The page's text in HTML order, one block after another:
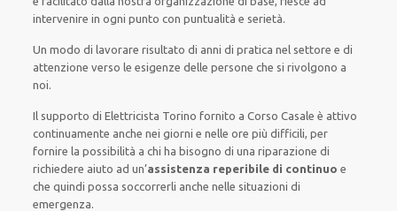
intervenire in ogni punto con puntualità e serietà.
Un modo di lavorare risultato di anni di pratica nel settore e di
attenzione verso le esigenzedelle persone che si rivolgono a
noi.
Il supporto di Elettricista Torinofornito a Corso Casale è attivo
continuamente anchenei giorni e nelle ore piùdifficili, per
fornire la possibilità a chi ha bisogno di una riparazione di
richiedere aiuto ad un’assistenza reperibile di continuo e
chequindi possa soccorrerli anchenelle situazioni di
emergenza.